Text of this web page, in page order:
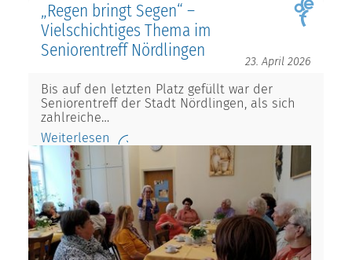
„Regen bringt Segen“ –
Vielschichtiges Thema im
Seniorentreff Nördlingen
23. April 2026
Bis auf den letzten Platz gefüllt war der
Seniorentreff der Stadt Nördlingen, als sich
zahlreiche…
Weiterlesen